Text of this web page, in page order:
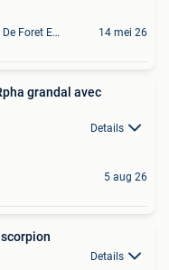
Beaufays + Partie De Foret Et De Tilff 14 mei 26
grandal avec
Details
5 aug 26
Details